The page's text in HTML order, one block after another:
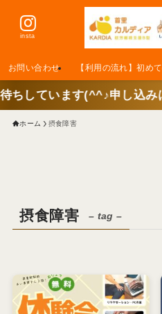
insta
お問い合わせ 【利用の流れ】初め
す(^^♪申し込みはこちらを
ホーム 摂食障害
摂食障害 – tag –